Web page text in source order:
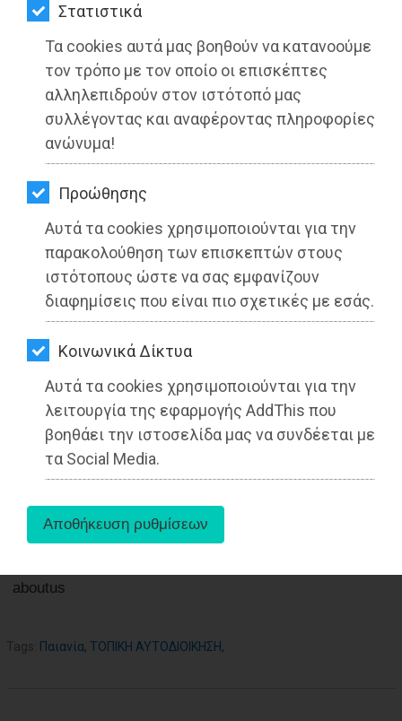
Στατιστικά
Τα cookies αυτά μας βοηθούν να κατανοούμε
τον τρόπο με τον οποίο οι επισκέπτες
αλληλεπιδρούν στον ιστότοπό μας
συλλέγοντας και αναφέροντας πληροφορίες
ανώνυμα!
Προώθησης
Αυτά τα cookies χρησιμοποιούνται για την
παρακολούθηση των επισκεπτών στους
ιστότοπους ώστε να σας εμφανίζουν
διαφημίσεις που είναι πιο σχετικές με εσάς.
Kοινωνικά Δίκτυα
Αυτά τα cookies χρησιμοποιούνται για την
λειτουργία της εφαρμογής AddThis που
βοηθάει την ιστοσελίδα μας να συνδέεται με
τα Social Media.
LIFESTYLE
ΤΑΞΙΔΙΑ
ΕΞΟΔΟΣ
ΠΕΡΙΒΑΛΛΟΝ
ΚΑΤΟΙΚΙΔΙΟ
ΑΓΓΕΛΙΕΣ
ΕΦΗΜΕΡΙΔΕΣ
OΔΗΓΟΣ
ΑΓΟΡΑΣ
ΨΙΘΥΡΟΙ
ΑΠΟΣΤΟΛΗ
ΑΡΘΡΩΝ
Χωρίς Αναισθητικό...
Διαβάστηκε 3511 φορές
27-05-2025
Από τoν Θανάσης Ντζακώστας
Δημοτικός Σύμβουλος Δήμου Παιανίας
aboutus
Tags: Παιανία, ΤΟΠΙΚΗ ΑΥΤΟΔΙΟΙΚΗΣΗ,